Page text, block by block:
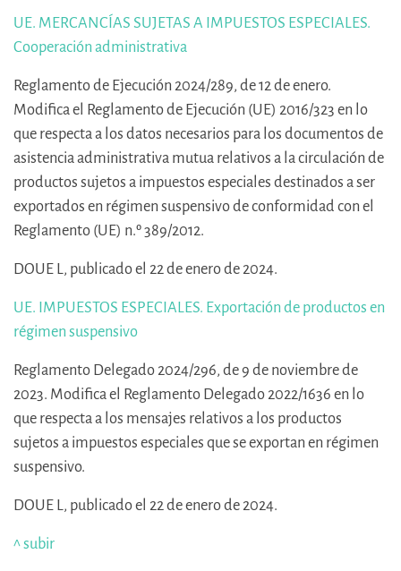
UE. MERCANCÍAS SUJETAS A IMPUESTOS ESPECIALES.
Cooperación administrativa
Reglamento de Ejecución 2024/289, de 12 de enero.
Modifica el Reglamento de Ejecución (UE) 2016/323 en lo
que respecta a los datos necesarios para los documentos de
asistencia administrativa mutua relativos a la circulación de
productos sujetos a impuestos especiales destinados a ser
exportados en régimen suspensivo de conformidad con el
Reglamento (UE) n.º 389/2012.
DOUE L, publicado el 22 de enero de 2024.
UE. IMPUESTOS ESPECIALES. Exportación de productos en
régimen suspensivo
Reglamento Delegado 2024/296, de 9 de noviembre de
2023. Modifica el Reglamento Delegado 2022/1636 en lo
que respecta a los mensajes relativos a los productos
sujetos a impuestos especiales que se exportan en régimen
suspensivo.
DOUE L, publicado el 22 de enero de 2024.
^ subir